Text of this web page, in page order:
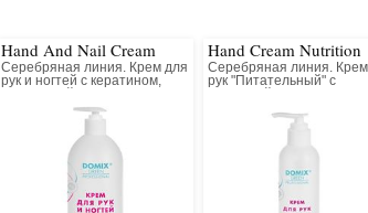
Hand And Nail Cream
Серебряная линия. Крем для
рук и ногтей с кератином,
коллоидным серебром
Hand Cream Nutrition
Серебряная линия.
рук "Питательный" с